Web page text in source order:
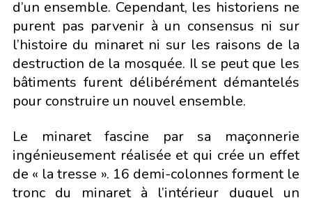
d’un ensemble. Cependant, les historiens ne
purent pas parvenir à un consensus ni sur
l’histoire du minaret ni sur les raisons de la
destruction de la mosquée. Il se peut que les
bâtiments furent délibérément démantelés
pour construire un nouvel ensemble.
Le minaret fascine par sa maçonnerie
ingénieusement réalisée et qui crée un effet
de « la tresse ». 16 demi-colonnes forment le
tronc du minaret à l’intérieur duquel un